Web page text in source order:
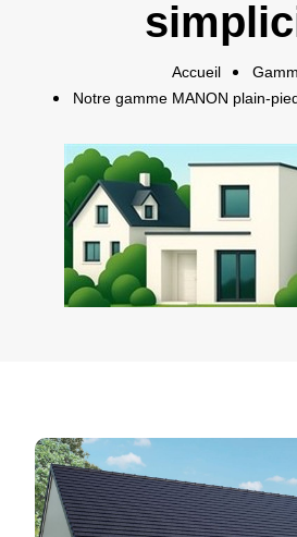
Accueil
Notre gamme MANON plain-